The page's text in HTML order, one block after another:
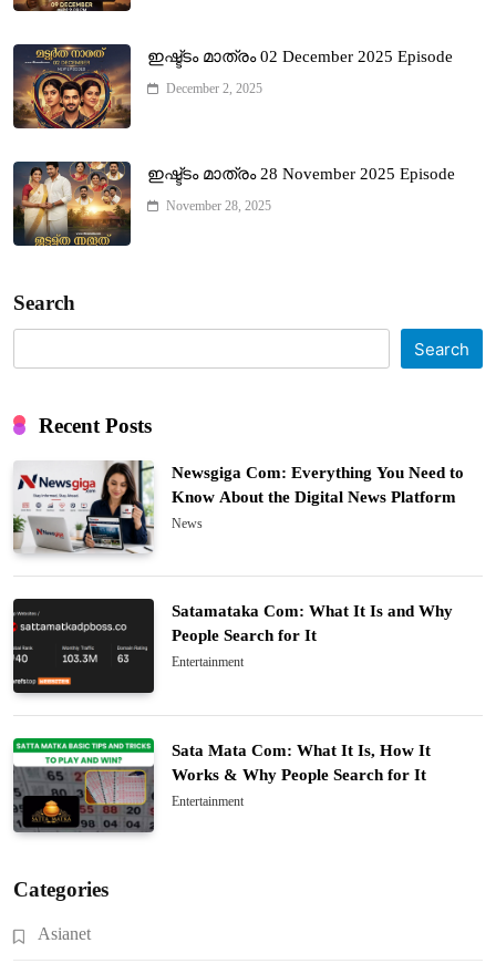
ഇഷ്ട്ടം മാത്രം 02 December 2025 Episode
December 2, 2025
ഇഷ്ട്ടം മാത്രം 28 November 2025 Episode
November 28, 2025
Search
Search
Recent Posts
Newsgiga Com: Everything You Need to
Know About the Digital News Platform
News
Satamataka Com: What It Is and Why
People Search for It
Entertainment
Sata Mata Com: What It Is, How It
Works & Why People Search for It
Entertainment
Categories
Asianet